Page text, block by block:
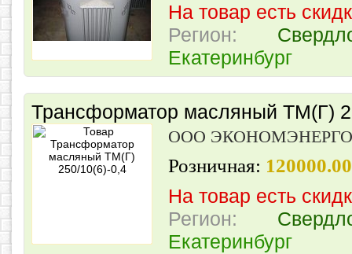
На товар есть
Регион:
Екатеринбург
Трансформатор масляный ТМ(Г)
ООО ЭКОНОМЭНЕРГО
Розничная:
На товар есть
Регион:
Екатеринбург